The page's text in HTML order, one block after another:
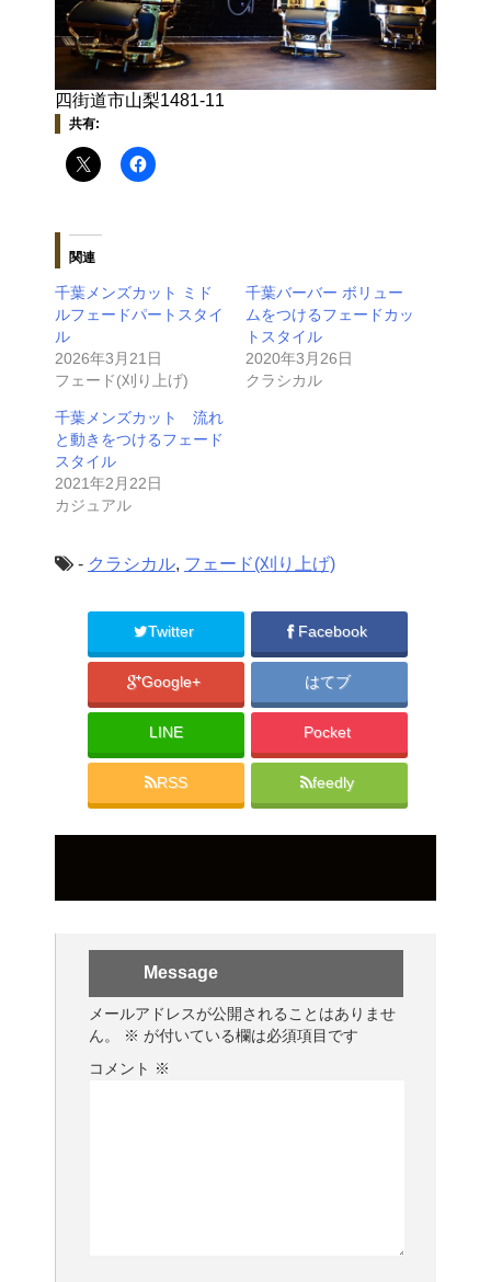
四街道市山梨1481-11
共有:
関連
千葉メンズカット ミド
ルフェードパートスタイ
ル
2026年3月21日
フェード(刈り上げ)
千葉バーバー ボリュー
ムをつけるフェードカッ
トスタイル
2020年3月26日
クラシカル
千葉メンズカット 流れ
と動きをつけるフェード
スタイル
2021年2月22日
カジュアル
- クラシカル, フェード(刈り上げ)
Twitter Facebook
Google+ はてブ
LINE Pocket
RSS feedly
Message
メールアドレスが公開されることはありませ
ん。
※ が付いている欄は必須項目です
コメント ※